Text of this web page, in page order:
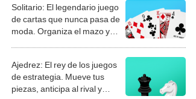
Solitario: El legendario juego
de cartas que nunca pasa de
moda. Organiza el mazo y
Ajedrez: El rey de los juegos
de estrategia. Mueve tus
piezas, anticipa al rival y